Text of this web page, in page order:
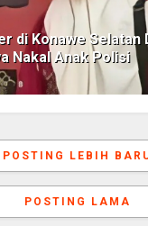
di Konawe Selatan
Nakal Anak Polisi
POSTING LEBIH
POSTING LAMA